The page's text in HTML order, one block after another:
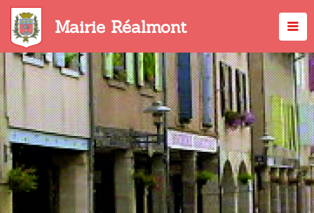
Aller
contenu
principal
Mairie Réalmont